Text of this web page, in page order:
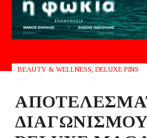
BEAUTY & WELLNESS DELUXE PINS
ΔΙΑΓΩΝΙΣΜΟΥ